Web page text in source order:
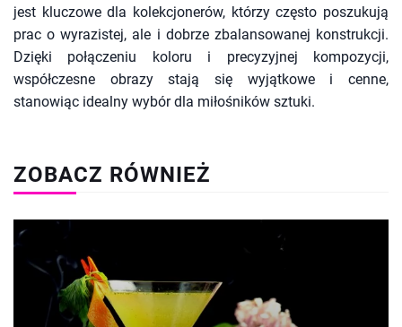
jest kluczowe dla kolekcjonerów, którzy często poszukują
prac o wyrazistej, ale i dobrze zbalansowanej konstrukcji.
Dzięki połączeniu koloru i precyzyjnej kompozycji,
współczesne obrazy stają się wyjątkowe i cenne,
stanowiąc idealny wybór dla miłośników sztuki.
ZOBACZ RÓWNIEŻ